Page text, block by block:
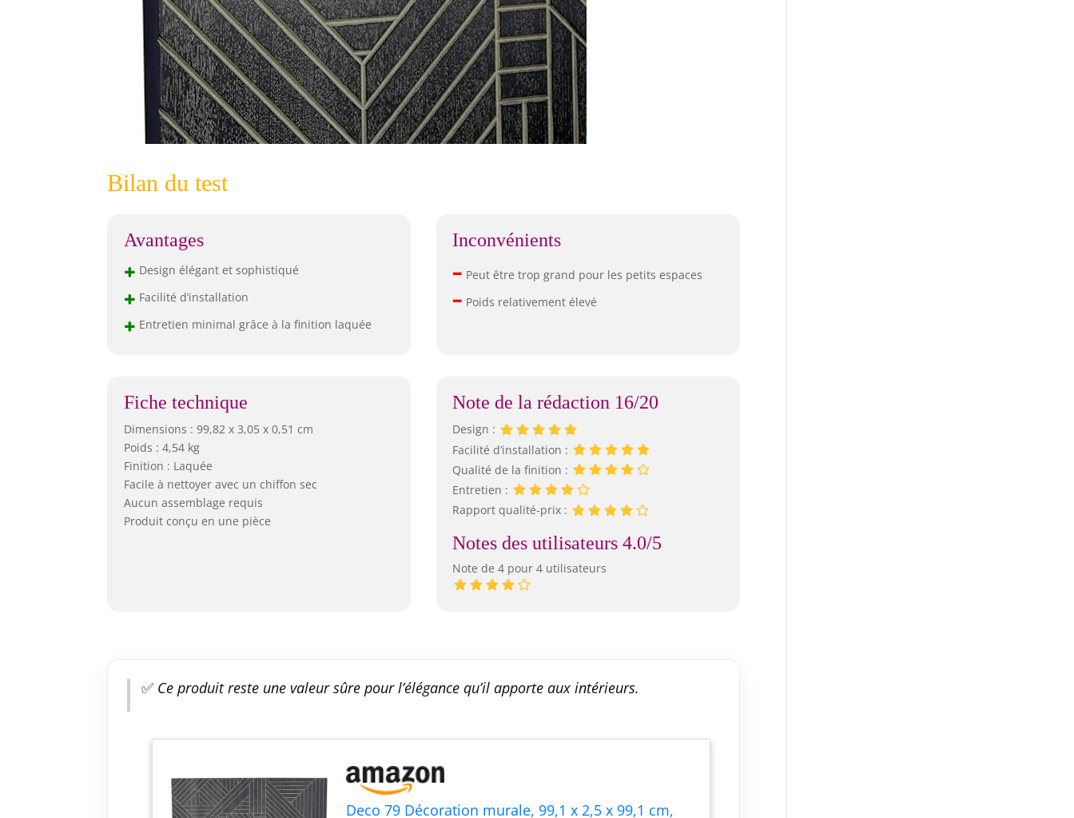
Bilan du test
Avantages
+ Design élégant et sophistiqué
+ Facilité d’installation
+ Entretien minimal grâce à la finition laquée
Inconvénients
– Peut être trop grand pour les petits espaces
– Poids relativement élevé
Fiche technique
Dimensions : 99,82 x 3,05 x 0,51 cm
Poids : 4,54 kg
Finition : Laquée
Facile à nettoyer avec un chiffon sec
Aucun assemblage requis
Produit conçu en une pièce
Note de la rédaction 16/20
Design :
Facilité d’installation :
Qualité de la finition :
Entretien :
Rapport qualité-prix :
Notes des utilisateurs 4.0/5
Note de 4 pour 4 utilisateurs
✅ Ce produit reste une valeur sûre pour l’élégance qu’il apporte aux intérieurs.
Deco 79 Décoration murale, 99,1 x 2,5 x 99,1 cm,